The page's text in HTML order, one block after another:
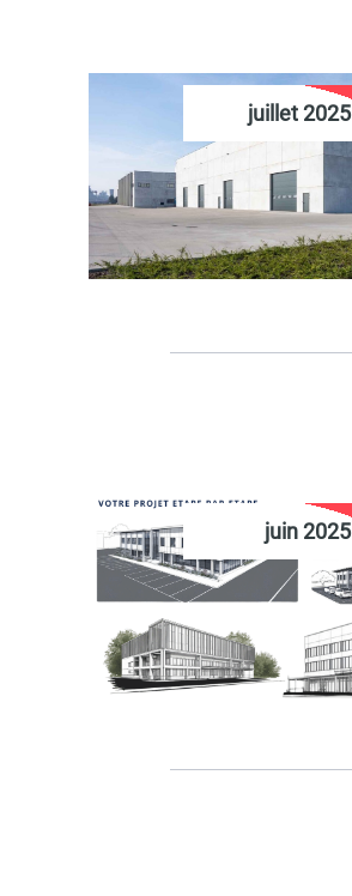
juillet 2025
juin 2025